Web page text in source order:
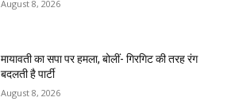
August 8, 2026
मायावती का सपा पर हमला, बोलीं- गिरगिट की तरह रंग
बदलती है पार्टी
August 8, 2026